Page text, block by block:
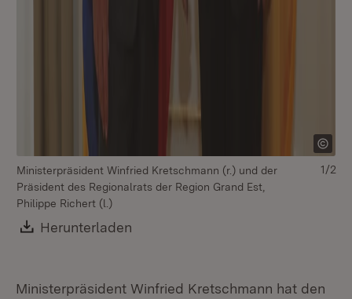
Ministerpräsident Winfried Kretschmann (r.) und der
Präsident des Regionalrats der Region Grand Est,
Philippe Richert (l.)
Download:
Herunterladen
1/2
Ministerpräsident Winfried Kretschmann hat den